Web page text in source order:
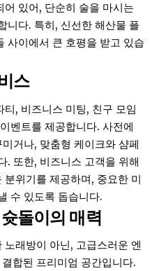
있어, 단순히 술을 마시는
니다. 특히, 신선한 해산물 플
사이에서 큰 호평을 받고 있습
스
, 비즈니스 미팅, 친구 모임
벤트를 제공합니다. 사전에
거나, 맞춤형 케이크와 샴페
. 또한, 비즈니스 고객을 위해
위기를 제공하며, 중요한 미
수 있도록 돕습니다.
돌이의 매력
래방이 아닌, 고급스러운 엔
합된 프리미엄 공간입니다.